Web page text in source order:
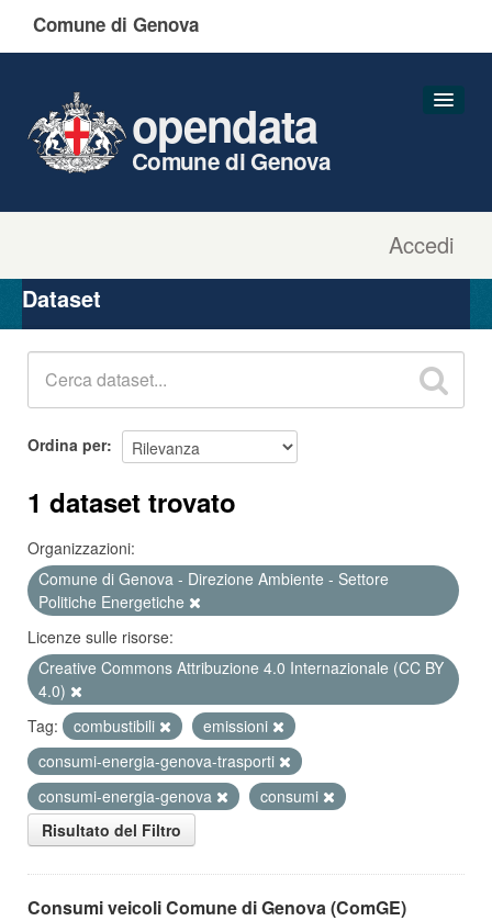
Comune di Genova
Accedi
opendata
Comune di Genova
Organizzazioni
Gruppi
Dataset
Ordina per
1 dataset trovato
Organizzazioni:
Comune di Genova - Direzione Ambiente - Settore
Politiche Energetiche
Licenze sulle risorse:
Creative Commons Attribuzione 4.0 Internazionale (CC BY
4.0)
Tag:
combustibili
emissioni
consumi-energia-genova-trasporti
consumi-energia-genova
consumi
Risultato del Filtro
Consumi veicoli Comune di Genova (ComGE)